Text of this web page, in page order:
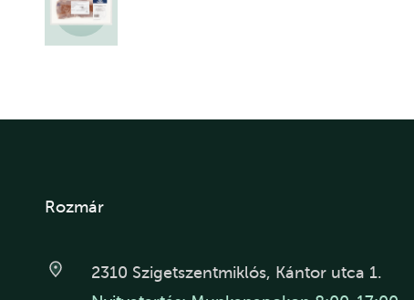
Rozmár
2310 Szigetszentmiklós, Kántor utca 1.